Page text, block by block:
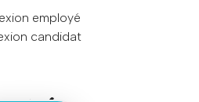
employé
candidat